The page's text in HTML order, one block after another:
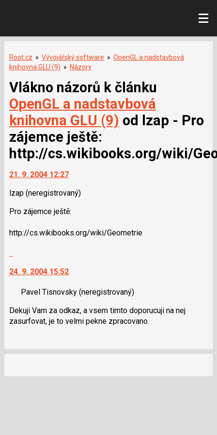
Root.cz » Vývojářský software » OpenGL a nadstavbová
knihovna GLU (9) » Názory
Vlákno názorů k článku
OpenGL a nadstavbová
knihovna GLU (9) od lzap - Pro
zájemce ještě:
http://cs.wikibooks.org/wiki/
21. 9. 2004 12:27
lzap (neregistrovaný)
Pro zájemce ještě:
http://cs.wikibooks.org/wiki/Geometrie
další
názor.
navigaci
lze
i
pro
24. 9. 2004 15:52
Pavel Tisnovsky (neregistrovaný)
Dekuji Vam za odkaz, a vsem timto doporucuji na nej
zasurfovat, je to velmi pekne zpracovano.